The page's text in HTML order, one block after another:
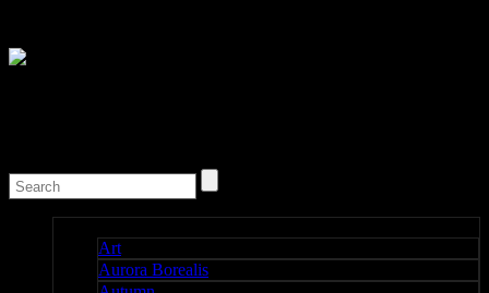
Art
Aurora Borealis